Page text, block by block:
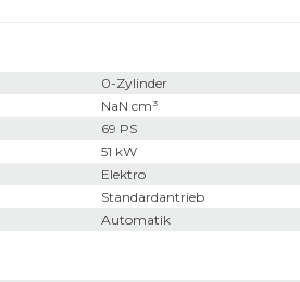
0-Zylinder
NaN cm³
69 PS
51 kW
Elektro
Standardantrieb
Automatik